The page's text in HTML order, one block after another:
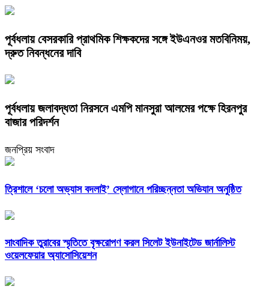
​পূর্বধলায় বেসরকারি প্রাথমিক শিক্ষকদের সঙ্গে ইউএনওর মতবিনিময়,
দ্রুত নিবন্ধনের দাবি
পূর্বধলায় জলাবদ্ধতা নিরসনে এমপি মানসুরা আলমের পক্ষে হিরনপুর
বাজার পরিদর্শন
জনপ্রিয় সংবাদ
‎ত্রিশালে ‘চলো অভ্যাস বদলাই’ স্লোগানে পরিচ্ছন্নতা অভিযান অনুষ্ঠিত
সাংবাদিক তুরাবের স্মৃতিতে বৃক্ষরোপণ করল সিলেট ইউনাইটেড জার্নালিস্ট
ওয়েলফেয়ার অ্যাসোসিয়েশন